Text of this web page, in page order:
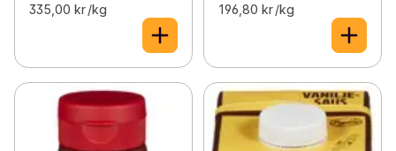
335,00 kr /kg 196,80 kr /kg